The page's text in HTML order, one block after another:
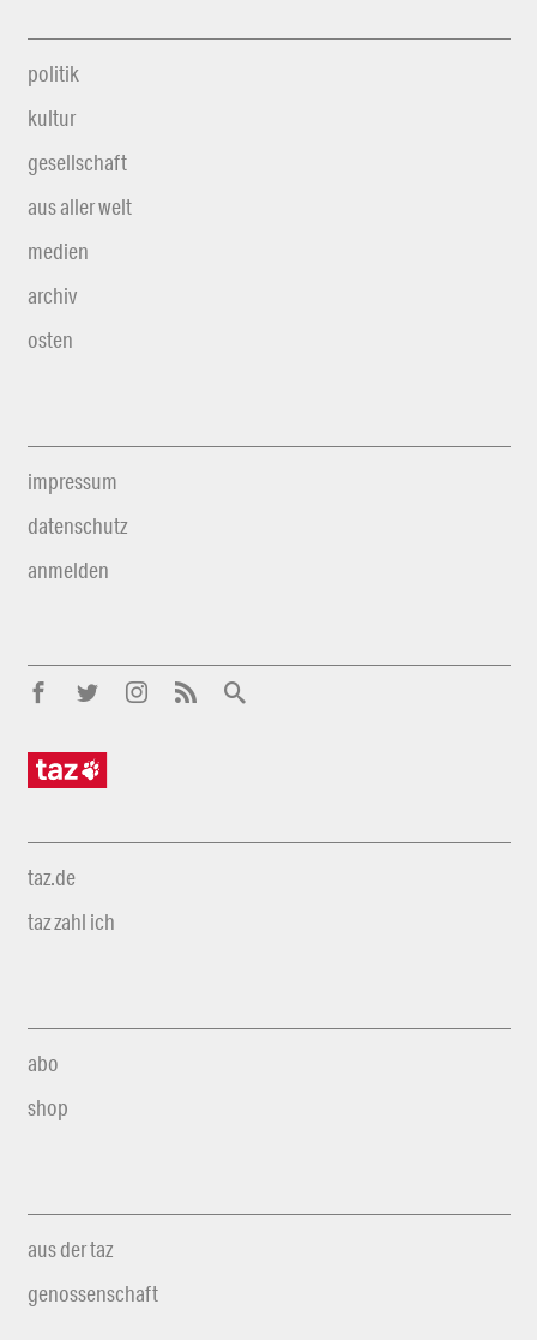
politik
kultur
gesellschaft
aus aller welt
medien
archiv
osten
impressum
datenschutz
anmelden
taz.de
taz zahl ich
abo
shop
aus der taz
genossenschaft